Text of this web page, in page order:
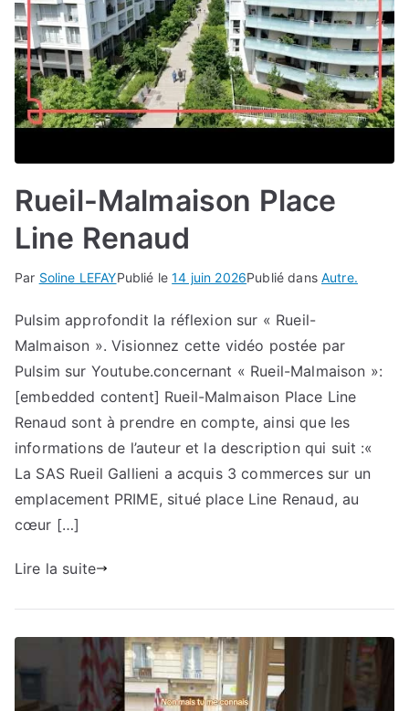
Rueil-Malmaison Place
Line Renaud
Par Soline LEFAYPublié le14 juin 2026Publié dansAutre.
Pulsim approfondit la réflexion sur « Rueil-
Malmaison ». Visionnez cette vidéo postée par
Pulsim sur Youtube.concernant « Rueil-Malmaison »:
[embedded content] Rueil-Malmaison Place Line
Renaud sont à prendre en compte, ainsi que les
informations de l’auteur et la description qui suit :«
La SAS Rueil Gallieni a acquis 3 commerces sur un
emplacement PRIME, situé place Line Renaud, au
cœur […]
Lire la suite